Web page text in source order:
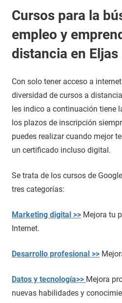
Cursos para la
empleo y
distancia en Eljas
Con solo tener acceso a
diversidad de cursos a
les indico a continuación tiene
los plazos de inscripción
puedes realizar cuando mejor
un certificado incluso digital.
Se trata de los cursos de
tres categorías:
Marketing digital >> Mejora tu
Internet.
Desarrollo profesional >>
Datos y tecnología>> Mejora
nuevas habilidades y